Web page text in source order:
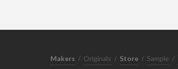
Makers / Originals / Store / Sample /